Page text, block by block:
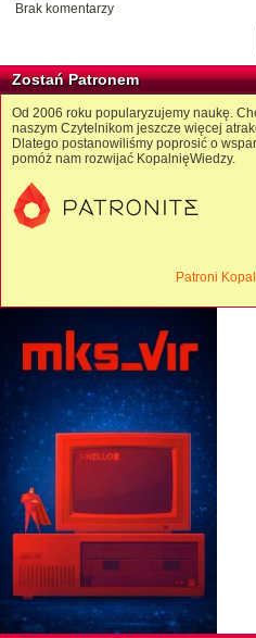
Brak komentarzy
Zostań Patronem
Od 2006 roku popularyzujemy naukę.
naszym Czytelnikom jeszcze więcej
Dlatego postanowiliśmy poprosić o
pomóż nam rozwijać KopalnięWiedzy.
Patroni